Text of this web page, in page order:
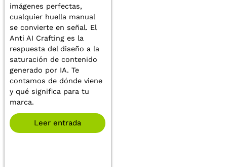
imágenes perfectas,
cualquier huella manual
se convierte en señal. El
Anti AI Crafting es la
respuesta del diseño a la
saturación de contenido
generado por IA. Te
contamos de dónde viene
y qué significa para tu
marca.
Leer entrada